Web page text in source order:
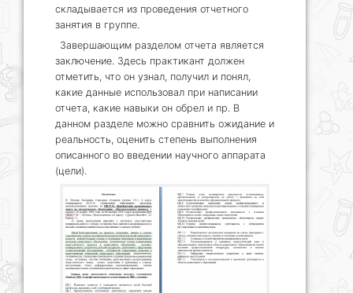
складывается из проведения отчетного
занятия в группе.
Завершающим разделом отчета является
заключение. Здесь практикант должен
отметить, что он узнал, получил и понял,
какие данные использовал при написании
отчета, какие навыки он обрел и пр. В
данном разделе можно сравнить ожидание и
реальность, оценить степень выполнения
описанного во введении научного аппарата
(цели).